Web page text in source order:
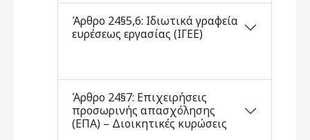
Άρθρο 24§5,6: Ιδιωτικά γραφεία
ευρέσεως εργασίας (ΙΓΕΕ)
Άρθρο 24§7: Επιχειρήσεις
προσωρινής απασχόλησης
(ΕΠΑ) – Διοικητικές κυρώσεις